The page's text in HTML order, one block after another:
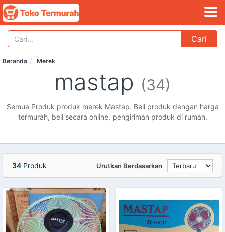
Cari
Beranda Merek
mastap (34)
Semua Produk produk merek Mastap. Beli produk dengan harga
termurah, beli secara online, pengiriman produk di rumah.
34 Produk Urutkan Berdasarkan